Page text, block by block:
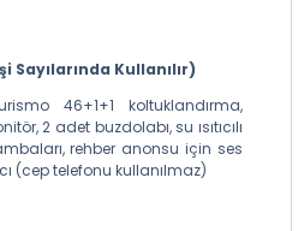
Sayılarında Kullanılır)
46+1+1 koltuklandırma,
2 adet buzdolabı, su ısıtıcılı
rehber anonsu için ses
(cep telefonu kullanılmaz)